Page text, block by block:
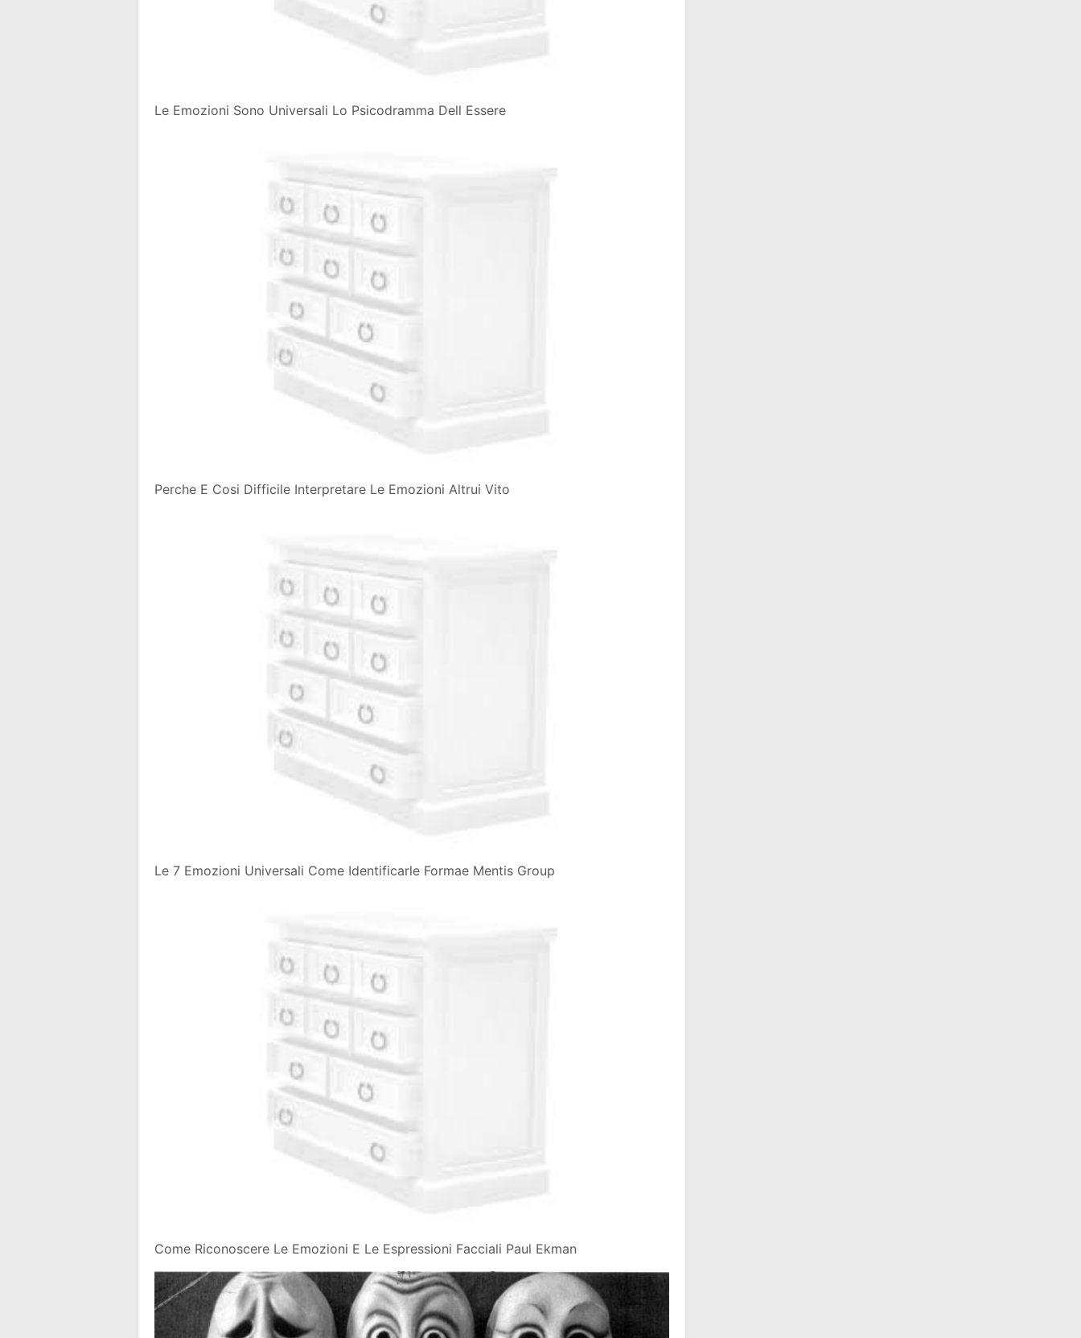
Le Emozioni Sono Universali Lo Psicodramma Dell Essere
Perche E Cosi Difficile Interpretare Le Emozioni Altrui Vito
Le 7 Emozioni Universali Come Identificarle Formae Mentis Group
Come Riconoscere Le Emozioni E Le Espressioni Facciali Paul Ekman